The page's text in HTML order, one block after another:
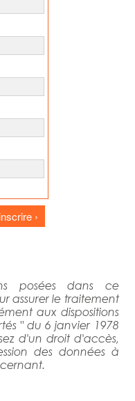
›
posées dans ce
assurer le traitement
aux dispositions
" du 6 janvier 1978
d'un droit d'accès,
des données à